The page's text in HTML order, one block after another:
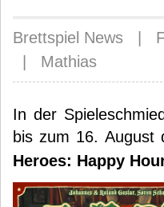
Brettspiel News |
| Mathias
In der
bis zum 16. August
Heroes: Happy